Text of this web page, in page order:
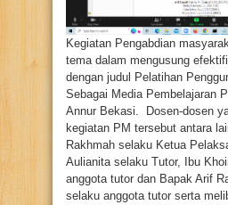
Kegiatan Pengabdian
tema dalam mengusung
dengan judul Pelatihan
Sebagai Media Pembelajaran
Annur Bekasi. Dosen-dosen
kegiatan PM tersebut antara
Rakhmah selaku Ketua
Aulianita selaku Tutor, Ibu
anggota tutor dan Bapak Arif
selaku anggota tutor serta